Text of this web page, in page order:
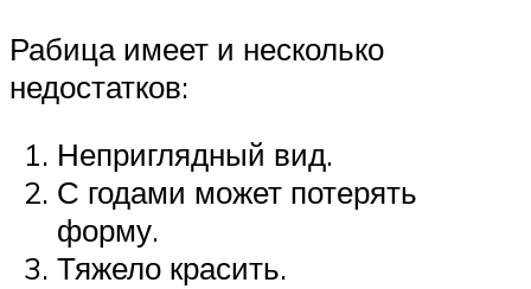
Рабица имеет и несколько
недостатков:
Неприглядный вид.
С годами может потерять
форму.
Тяжело красить.